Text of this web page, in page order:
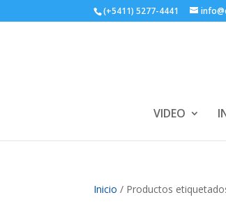
(+5411) 5277-4441
VIDEO
Inicio / Productos